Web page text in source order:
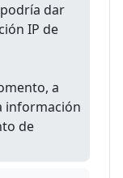
dar
IP de
a
información
de